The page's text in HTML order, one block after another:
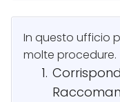
In questo ufficio
molte procedure.